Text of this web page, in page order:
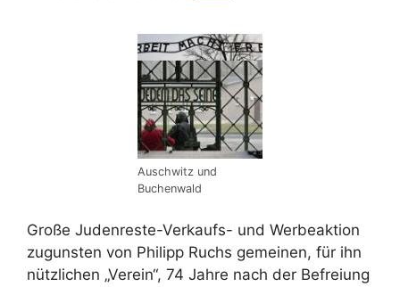
Auschwitz und
Buchenwald
Große Judenreste-Verkaufs- und Werbeaktion
zugunsten von Philipp Ruchs gemeinen, für ihn
nützlichen „Verein“, 74 Jahre nach der Befreiung